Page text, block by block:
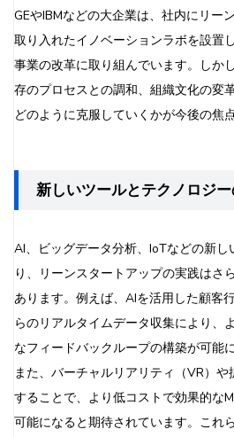
GEやIBMなどの大企業は、社内にリー
取り入れたイノベーションラボを設置
事業の改革に取り組んでいます。しか
存のプロセスとの調和、組織文化の変
どのように克服していくかが今後の焦
新しいツールとテクノロジ
AI、ビッグデータ分析、IoTなどの新し
り、リーンスタートアップの実践はさ
あります。例えば、AIを活用した顧客
らのリアルタイムデータ収集により、
なフィードバックループの構築が可能
また、バーチャルリアリティ（VR）
することで、より低コストで効果的な
可能になると期待されています。これ